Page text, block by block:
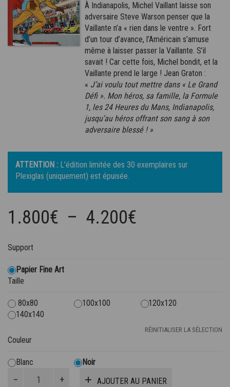
À Indianapolis, Michel Vaillant laisse son
adversaire Steve Warson penser que la
Vaillante n’a « rien dans le ventre ». Fort
d’un tour d’avance, l’Américain s’amuse
même à laisser passer la Vaillante. S’il
savait ! Car cette fois, Michel bondit, et la
Vaillante prend le large ! Jean Graton :
« J’ai voulu tout mettre dans « Le Grand
Défi ». Mon héros, sa famille, la Formule
1, les 24 Heures du Mans, Indianapolis,
jusqu’au héros offrant son sang à son
adversaire blessé ! »
ATTENTION : L’édition limitée des 30 exemplaires sur
Plexiglas (uniquement) est épuisée.
1.800€ – 4.200€
4.200€
Support
Papier Fine Art
Taille
80x80 100x100
120x120
140x140
RÉINITIALISER LA SÉLECTION
Couleur
Blanc
Noir
AJOUTER AU PANIER